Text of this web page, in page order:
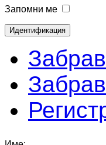
Запомни ме